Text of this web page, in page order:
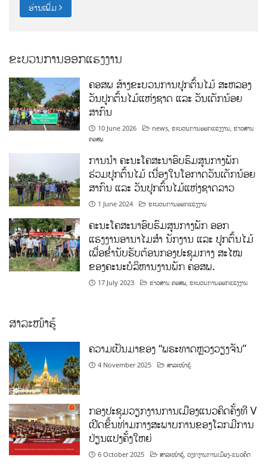
ອ່ານເພີ່ມ
ຂະບວນການອອກແຮງງານ
ຄອສພ ສ້າງຂະບວນການປູກຕົ້ນໄມ້ ສະຫລອງ
ວັນປູກຕົ້ນໄມ້ແຫ່ງຊາດ ແລະ ວັນເດັກນ້ອຍ
ສາກົນ
10 June 2026 news ,ຂະບວນການອອກແຮງງານ ,ຂ່າວສານ
ຄອສພ
ການນໍາ ຄະນະໂຄສະນາອົບຮົມສູນກາງພັກ
ຮ່ວມປູກຕົ້ນໄມ້ ເນື່ອງໃນໂອກາດວັນເດັກນ້ອຍ
ສາກົນ ແລະ ວັນປູກຕົ້ນໄມ້ແຫ່ງຊາດລາວ
1 June 2024 ຂະບວນການອອກແຮງງານ
ຄະນະໂຄສະນາອົບຮົມສູນກາງພັກ ອອກ
ແຮງງານອານາໄມສໍາ ນັກງານ ແລະ ປູກຕົ້ນໄມ້
ເພື່ອຂໍ່ານັບຮັບຕ້ອນກອງປະຊຸມກາງ ສະໄໝ
ຂອງຄະນະບໍລິຫານງານພັກ ຄອສພ.
17 July 2023 ຂ່າວສານ ຄອສພ ,ຂະບວນການອອກແຮງງານ
ສາລະໜ້າຮູ້
ຄວາມເປັນມາຂອງ “ພຣະທາດຫຼວງວຽງຈັນ”
4 November 2025 ສາລະໜ້າຮູ້
ກອງປະຊຸມວຽກງານການເມືອງແນວຄິດຄັ້ງທີ V
ເປີດຂຶ້ນທ່າມກາງສະພາບການຂອງໂລກມີການ
ປ່ຽນແປງຄັ້ງໃຫຍ່
6 October 2025 ສາລະໜ້າຮູ້ ,ວຽກງານການເມືອງ-ແນວຄິດ